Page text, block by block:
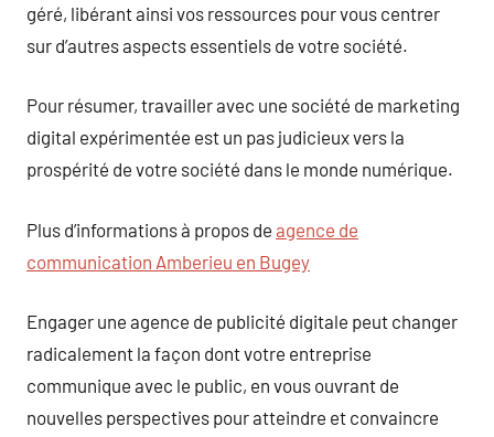
géré, libérant ainsi vos ressources pour vous centrer
sur d’autres aspects essentiels de votre société.
Pour résumer, travailler avec une société de marketing
digital expérimentée est un pas judicieux vers la
prospérité de votre société dans le monde numérique.
Plus d’informations à propos de agence de
communication Amberieu en Bugey
Engager une agence de publicité digitale peut changer
radicalement la façon dont votre entreprise
communique avec le public, en vous ouvrant de
nouvelles perspectives pour atteindre et convaincre